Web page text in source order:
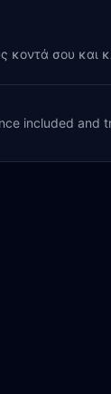
σου και
included and